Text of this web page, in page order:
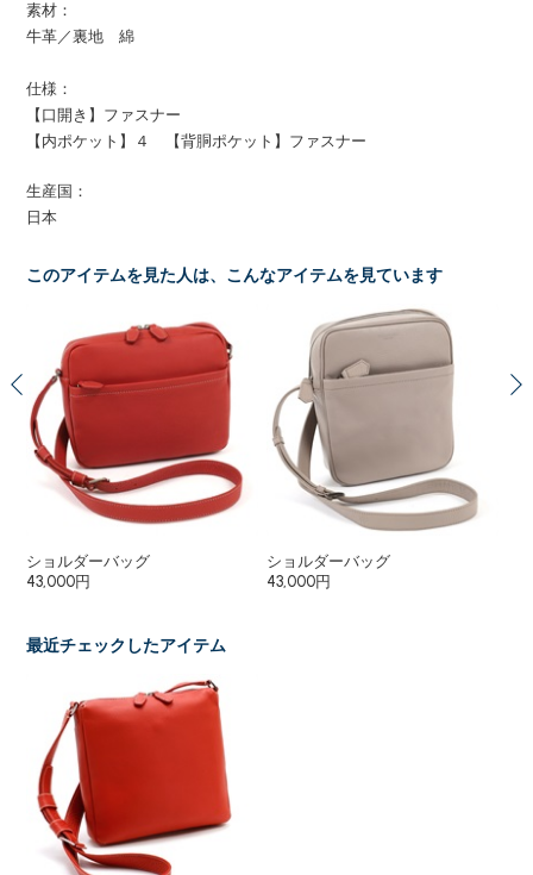
素材：
牛革／裏地 綿
仕様：
【口開き】ファスナー
【内ポケット】４ 【背胴ポケット】ファスナー
生産国：
日本
このアイテムを見た人は、こんなアイテムを見ています
ショルダーバッグ
43,000円
ショルダーバッグ
43,000円
最近チェックしたアイテム